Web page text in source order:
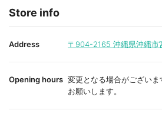
i
t
Store info
Address 〒904-2165 沖縄県沖縄市
Opening hours 変更となる場合がござい
お願いします。